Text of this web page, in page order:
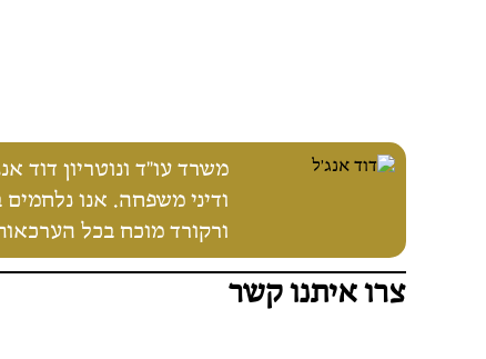
ורקורד מוכח בכל
צרו איתנו קשר